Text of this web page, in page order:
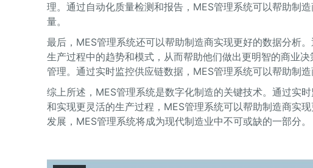
理。通过自动化质量检测和报告，MES管理系统可以帮助制
量。
最后，MES管理系统还可以帮助制造商实现更好的数据分析
生产过程中的趋势和模式，从而帮助他们做出更明智的商业
管理。通过实时监控供应链数据，MES管理系统可以帮助制
综上所述，MES管理系统是数字化制造的关键技术。通过实
和实现更灵活的生产过程，MES管理系统可以帮助制造商实
发展，MES管理系统将成为现代制造业中不可或缺的一部分。